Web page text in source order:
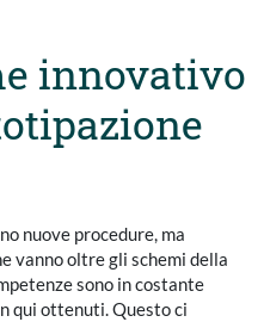
innovativo
nuove procedure, ma
vanno oltre gli schemi della
sono in costante
qui ottenuti. Questo ci